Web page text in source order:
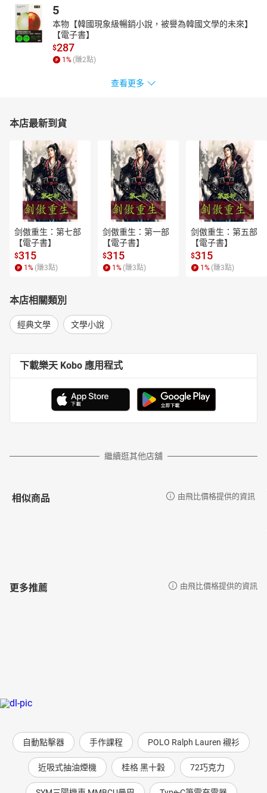
5
本物【韓國現象級暢銷小說，被譽為韓國文學的未來】
【電子書】
$287
1 % (賺2點)
查看更多
本店最新到貨
剑傲重生：第七部
【電子書】
$315
1 % (賺3點)
剑傲重生：第一部
【電子書】
$315
1 % (賺3點)
剑傲重生：第五部
【電子書】
$315
1 % (賺3點)
本店相關類別
經典文學 文學小說
下載樂天 Kobo 應用程式
繼續逛其他店舖
相似商品 由飛比價格提供的資訊
更多推薦 由飛比價格提供的資訊
自動點擊器 手作課程 POLO Ralph Lauren 襯衫
近吸式抽油煙機 桂格 黑十穀 72巧克力